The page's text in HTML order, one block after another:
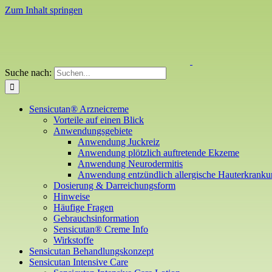
Zum Inhalt springen
Suche nach:
Sensicutan® Arzneicreme
Vorteile auf einen Blick
Anwendungsgebiete
Anwendung Juckreiz
Anwendung plötzlich auftretende Ekzeme
Anwendung Neurodermitis
Anwendung entzündlich allergische
Dosierung & Darreichungsform
Hinweise
Häufige Fragen
Gebrauchsinformation
Sensicutan® Creme Info
Wirkstoffe
Sensicutan Behandlungskonzept
Sensicutan Intensive Care